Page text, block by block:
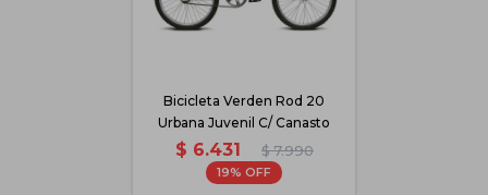
Bicicleta Verden Rod 20
Urbana Juvenil C/ Canasto
$ 6.431 $ 7.990
19